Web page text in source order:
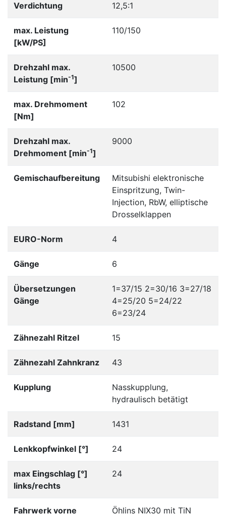
Verdichtung 12,5:1
max. Leistung
[kW/PS]
110/150
Drehzahl max.
Leistung [min-1]
10500
max. Drehmoment
[Nm]
102
Drehzahl max.
Drehmoment [min-1]
9000
Gemischaufbereitung
Mitsubishi elektronische
Einspritzung, Twin-
Injection, RbW, elliptische
Drosselklappen
EURO-Norm 4
Gänge 6
Übersetzungen
Gänge
1=37/15 2=30/16 3=27/18
4=25/20 5=24/22
6=23/24
Zähnezahl Ritzel 15
Zähnezahl Zahnkranz 43
Kupplung
Nasskupplung,
hydraulisch betätigt
Radstand [mm] 1431
Lenkkopfwinkel [°] 24
max Eingschlag [°]
links/rechts
24
Fahrwerk vorne
Öhlins NIX30 mit TiN